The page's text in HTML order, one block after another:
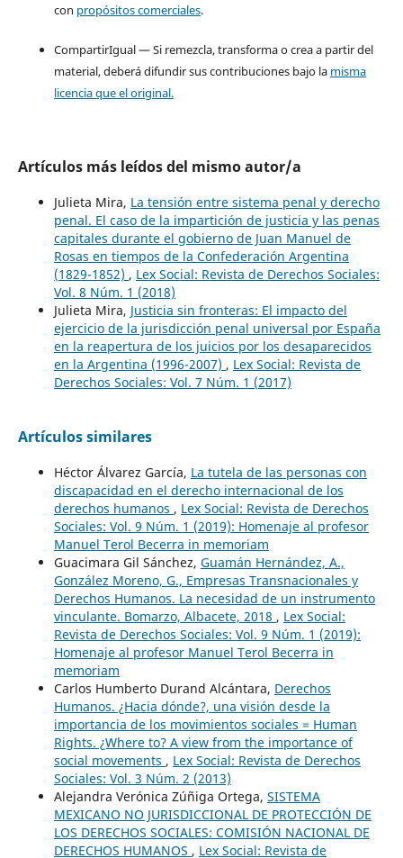
con propósitos comerciales.
CompartirIgual — Si remezcla, transforma o crea a partir del
material, deberá difundir sus contribuciones bajo la misma
licencia que el original.
Artículos más leídos del mismo autor/a
Julieta Mira, La tensión entre sistema penal y derecho
penal. El caso de la impartición de justicia y las penas
capitales durante el gobierno de Juan Manuel de
Rosas en tiempos de la Confederación Argentina
(1829-1852) , Lex Social: Revista de Derechos Sociales:
Vol. 8 Núm. 1 (2018)
Julieta Mira, Justicia sin fronteras: El impacto del
ejercicio de la jurisdicción penal universal por España
en la reapertura de los juicios por los desaparecidos
en la Argentina (1996-2007) , Lex Social: Revista de
Derechos Sociales: Vol. 7 Núm. 1 (2017)
Artículos similares
Héctor Álvarez García, La tutela de las personas con
discapacidad en el derecho internacional de los
derechos humanos , Lex Social: Revista de Derechos
Sociales: Vol. 9 Núm. 1 (2019): Homenaje al profesor
Manuel Terol Becerra in memoriam
Guacimara Gil Sánchez, Guamán Hernández, A.,
González Moreno, G., Empresas Transnacionales y
Derechos Humanos. La necesidad de un instrumento
vinculante. Bomarzo, Albacete, 2018 , Lex Social:
Revista de Derechos Sociales: Vol. 9 Núm. 1 (2019):
Homenaje al profesor Manuel Terol Becerra in
memoriam
Carlos Humberto Durand Alcántara, Derechos
Humanos. ¿Hacia dónde?, una visión desde la
importancia de los movimientos sociales = Human
Rights. ¿Where to? A view from the importance of
social movements , Lex Social: Revista de Derechos
Sociales: Vol. 3 Núm. 2 (2013)
Alejandra Verónica Zúñiga Ortega, SISTEMA
MEXICANO NO JURISDICCIONAL DE PROTECCIÓN DE
LOS DERECHOS SOCIALES: COMISIÓN NACIONAL DE
DERECHOS HUMANOS , Lex Social: Revista de